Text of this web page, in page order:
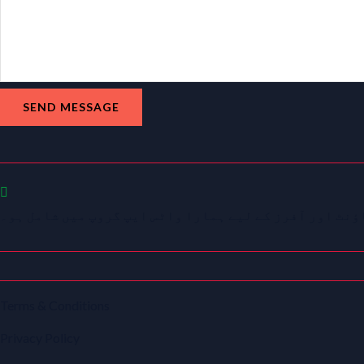
SEND MESSAGE